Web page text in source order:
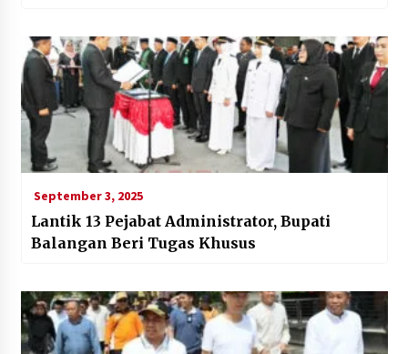
September 3, 2025
Lantik 13 Pejabat Administrator, Bupati
Balangan Beri Tugas Khusus